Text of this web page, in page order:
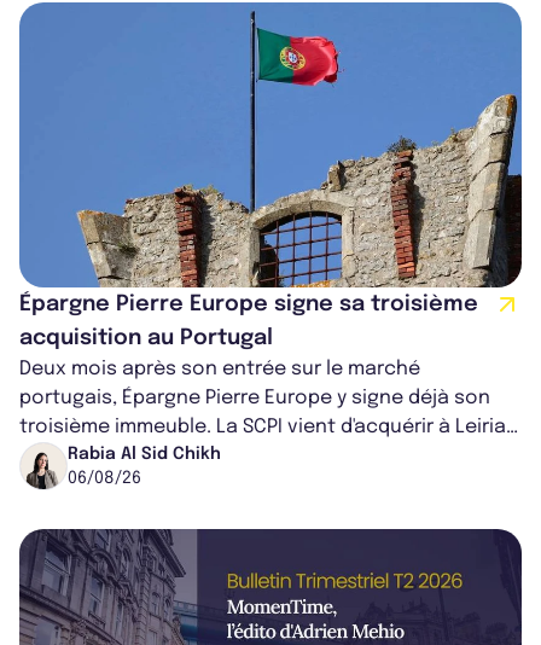
Épargne Pierre Europe signe sa troisième
acquisition au Portugal
Deux mois après son entrée sur le marché
portugais, Épargne Pierre Europe y signe déjà son
troisième immeuble. La SCPI vient d'acquérir à Leiria,
dans le centre du pays, un établis...
Rabia Al Sid Chikh
06/08/26